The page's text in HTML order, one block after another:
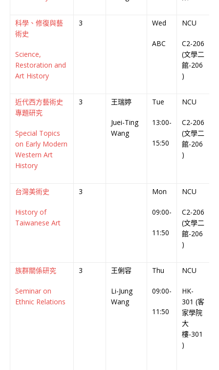
科學、修復與藝
術史
Science,
Restoration and
Art History
3 Wed
ABC
NCU
C2-206
(文學二
館-206
)
近代西方藝術史
專題研究
Special Topics
on Early Modern
Western Art
History
3 王瑞婷
Juei-Ting
Wang
Tue
13:00-
15:50
NCU
C2-206
(文學二
館-206
)
台灣美術史
History of
Taiwanese Art
3 Mon
09:00-
11:50
NCU
C2-206
(文學二
館-206
)
族群關係研究
Seminar on
Ethnic Relations
3 王俐容
Li-Jung
Wang
Thu
09:00-
11:50
NCU
HK-
301 (客
家學院
大
樓-301
)